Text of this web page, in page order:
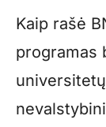
Kaip rašė
programas